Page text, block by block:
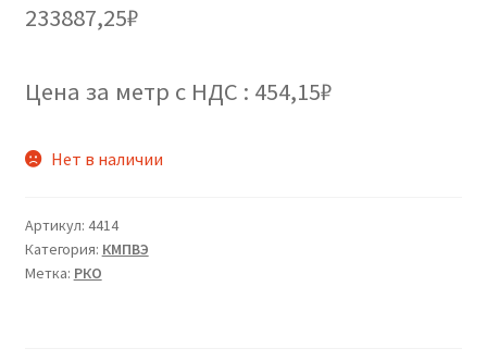
233887,25₽
Цена за метр с НДС : 454,15₽
Нет в наличии
Артикул: 4414
Категория: КМПВЭ
Метка: РКО